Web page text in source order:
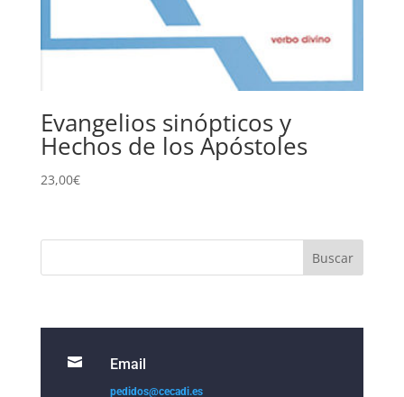
Evangelios sinópticos y
Hechos de los Apóstoles
23,00€
 Email
pedidos@cecadi.es